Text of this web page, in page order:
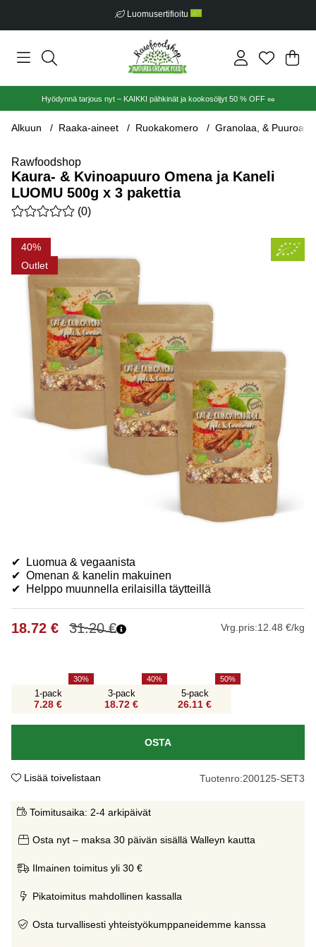
Luomusertifioitu
.
Hyödynnä tarjous nyt – KAIKKI pähkinät ja kookosöljyt 50 % OFF 🥜
Alkuun Raaka-aineet Ruokakomero Granolaa, & Puuroa
Rawfoodshop
Kaura- & Kvinoapuuro Omena ja Kaneli
LUOMU 500g x 3 pakettia
Keskiarvoluokitus 0 / 5 Arvioiden määrä 0
(0)
40
Outlet
Tuotekuvat Kaura- & Kvinoapuuro Omena ja Kaneli LUOMU
✔ Luomua & vegaanista
✔ Omenan & kanelin makuinen
✔ Helppo muunnella erilaisilla täytteillä
31.20€
18.72 € Vrg.pris:12.48 €/kg
1-pack
7.28 €
30
3-pack
18.72 €
40
5-pack
26.11 €
50
OSTA
Lisää toivelistaan Tuotenro:200125-SET3
Toimitusaika: 2-4 arkipäivät
Osta nyt – maksa 30 päivän sisällä Walleyn kautta
Ilmainen toimitus yli 30 €
Pikatoimitus mahdollinen kassalla
Osta turvallisesti yhteistyökumppaneidemme kanssa